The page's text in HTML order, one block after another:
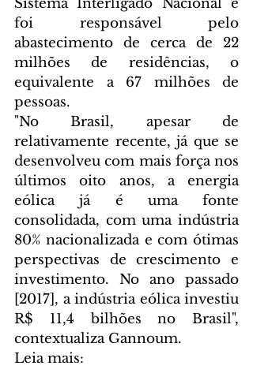
foi responsável pelo
abastecimento de cerca de 22
milhões de residências, o
equivalente a 67 milhões de
pessoas.
"No Brasil, apesar de
relativamente recente, já que se
desenvolveu com mais força nos
últimos oito anos, a energia
eólica já é uma fonte
consolidada, com uma indústria
80% nacionalizada e com ótimas
perspectivas de crescimento e
investimento. No ano passado
[2017], a indústria eólica investiu
R$ 11,4 bilhões no Brasil",
contextualiza Gannoum.
Leia mais: